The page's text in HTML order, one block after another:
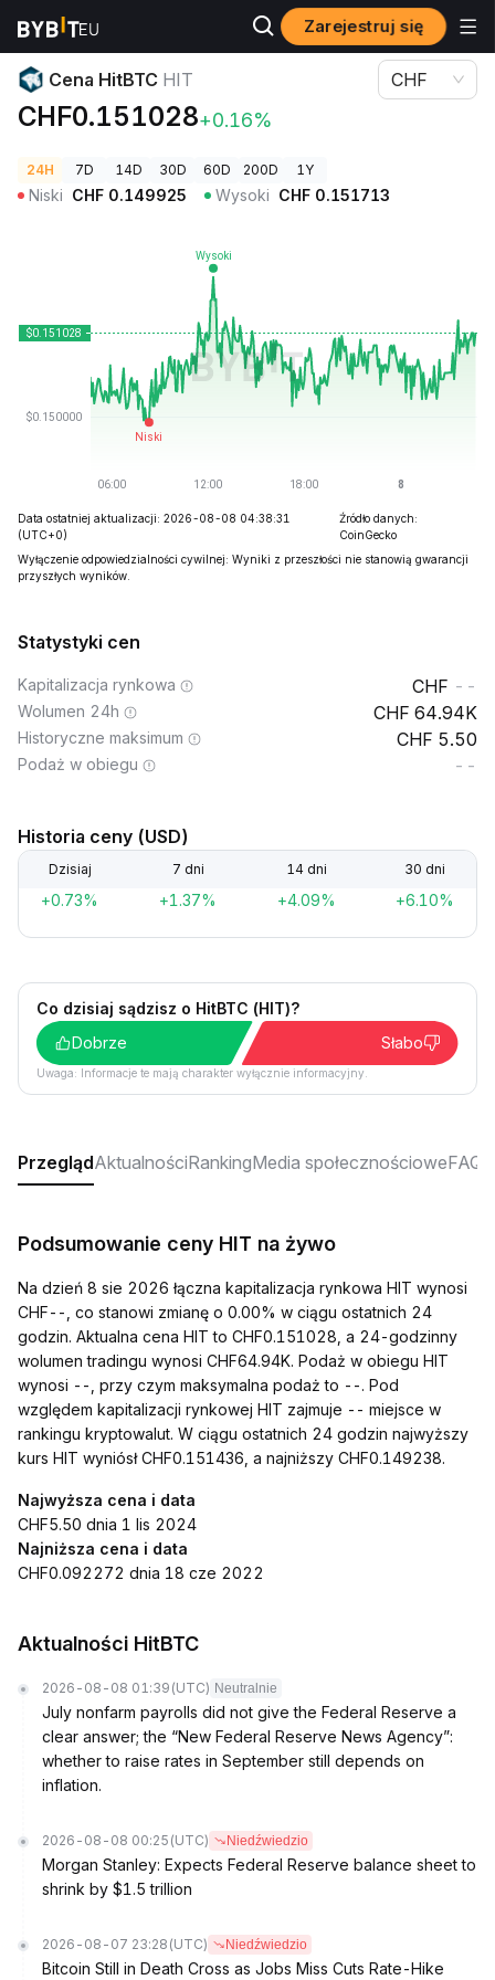
Zarejestruj się
Ceny kryptowalut Cena HitBTC HIT
Cena HitBTC HIT
CHF0.151028+0.16%
CHF
24H 7D 14D 30D 60D 200D 1Y
Niski CHF 0.149925 Wysoki CHF 0.151713
Data ostatniej aktualizacji: 2026-08-08 04:38:31
(UTC+0)
Źródło danych:
CoinGecko
Wyłączenie odpowiedzialności cywilnej: Wyniki z przeszłości nie stanowią gwarancji
przyszłych wyników.
Statystyki cen
Kapitalizacja rynkowa --
Wolumen 24h 64.94K
Historyczne maksimum 5.50
Podaż w obiegu --
Historia ceny (USD)
Dzisiaj 7 dni 14 dni 30 dni
+0.73% +1.37% +4.09% +6.10%
Co dzisiaj sądzisz o HitBTC (HIT)?
Dobrze
Słabo
Uwaga: Informacje te mają charakter wyłącznie informacyjny.
PrzeglądAktualnościRankingMedia społecznościoweFAQ
Podsumowanie ceny HIT na żywo
Na dzień 8 sie 2026 łączna kapitalizacja rynkowa HIT wynosi
CHF--, co stanowi zmianę o 0.00% w ciągu ostatnich 24
godzin. Aktualna cena HIT to CHF0.151028, a 24-godzinny
wolumen tradingu wynosi CHF64.94K. Podaż w obiegu HIT
wynosi --, przy czym maksymalna podaż to --. Pod
względem kapitalizacji rynkowej HIT zajmuje -- miejsce w
rankingu kryptowalut. W ciągu ostatnich 24 godzin najwyższy
kurs HIT wyniósł CHF0.151436, a najniższy CHF0.149238.
Najwyższa cena i data
CHF5.50 dnia 1 lis 2024
Najniższa cena i data
CHF0.092272 dnia 18 cze 2022
Aktualności HitBTC
2026-08-08 01:39 (UTC) Neutralnie
July nonfarm payrolls did not give the Federal Reserve a
clear answer; the “New Federal Reserve News Agency”:
whether to raise rates in September still depends on
inflation.
2026-08-08 00:25 (UTC) Niedźwiedzio
Morgan Stanley: Expects Federal Reserve balance sheet to
shrink by $1.5 trillion
2026-08-07 23:28 (UTC) Niedźwiedzio
Bitcoin Still in Death Cross as Jobs Miss Cuts Rate-Hike